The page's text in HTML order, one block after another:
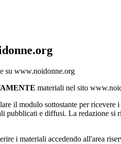
su www.noidonne.org
materiali nel sito
il modulo sottostante per
pubblicati e diffusi. La redazione
i materiali accedendo all'area